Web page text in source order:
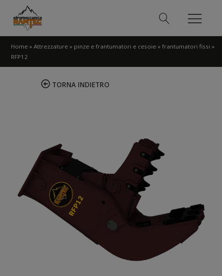
Home » Attrezzature » pinze e frantumatori e cesoie » frantumatori fissi »
RFP12
TORNA INDIETRO